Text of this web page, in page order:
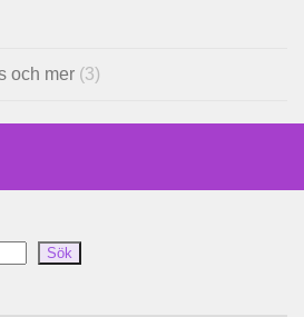
och mer (3)
Sök